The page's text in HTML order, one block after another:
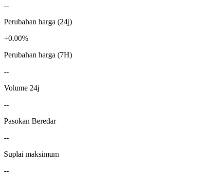
--
Perubahan harga (24j)
+0.00%
Perubahan harga (7H)
--
Volume 24j
--
Pasokan Beredar
--
Suplai maksimum
--